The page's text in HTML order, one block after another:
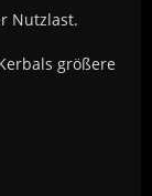
Nutzlast.
größere